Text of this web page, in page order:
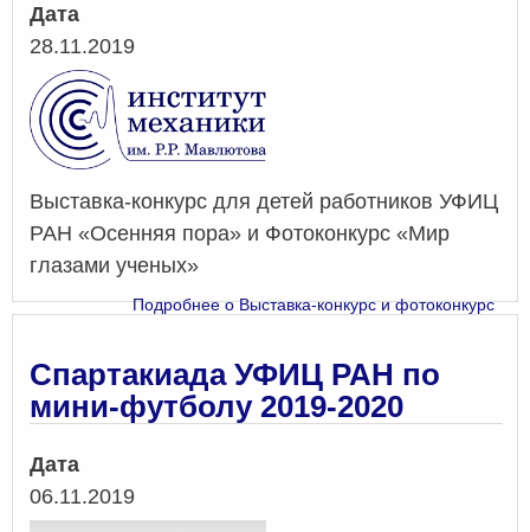
Дата
28.11.2019
Выставка-конкурс для детей работников УФИЦ
РАН «Осенняя пора» и Фотоконкурс «Мир
глазами ученых»
Подробнеео Выставка-конкурс и фотоконкурс
Спартакиада УФИЦ РАН по
мини-футболу 2019-2020
Дата
06.11.2019